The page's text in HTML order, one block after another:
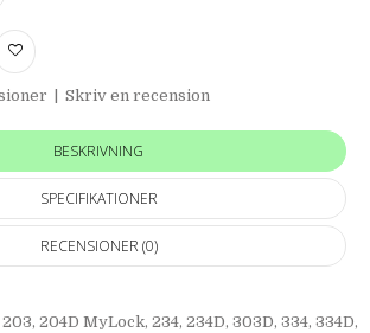
Skriv en recension
BESKRIVNING
SPECIFIKATIONER
RECENSIONER (0)
203, 204D MyLock, 234, 234D, 303D, 334, 334D,